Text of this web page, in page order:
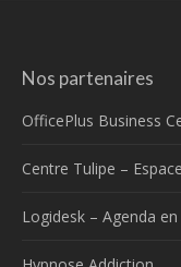
Nos partenaires
OfficePlus Business
Centre Tulipe –
Logidesk – Agenda